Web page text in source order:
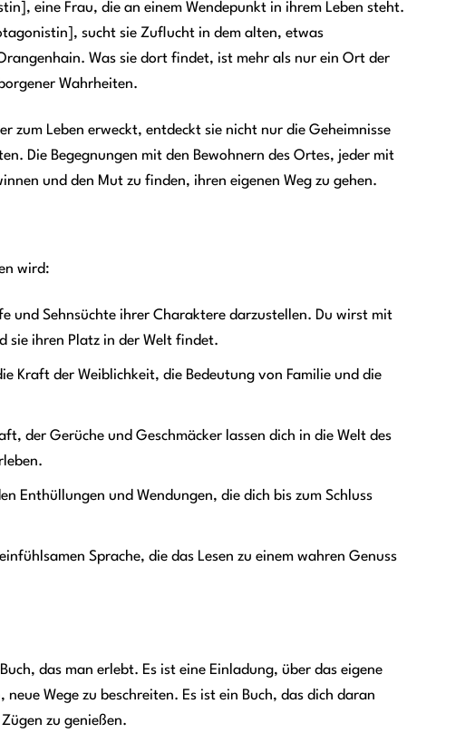
eine Frau, die an einem Wendepunkt in ihrem Leben steht.
sucht sie Zuflucht in dem alten, etwas
Was sie dort findet, ist mehr als nur ein Ort der
Wahrheiten.
Leben erweckt, entdeckt sie nicht nur die Geheimnisse
Die Begegnungen mit den Bewohnern des Ortes, jeder mit
und den Mut zu finden, ihren eigenen Weg zu gehen.
wird:
und Sehnsüchte ihrer Charaktere darzustellen. Du wirst mit
sie ihren Platz in der Welt findet.
Kraft der Weiblichkeit, die Bedeutung von Familie und die
der Gerüche und Geschmäcker lassen dich in die Welt des
Enthüllungen und Wendungen, die dich bis zum Schluss
Sprache, die das Lesen zu einem wahren Genuss
das man erlebt. Es ist eine Einladung, über das eigene
Wege zu beschreiten. Es ist ein Buch, das dich daran
zu genießen.